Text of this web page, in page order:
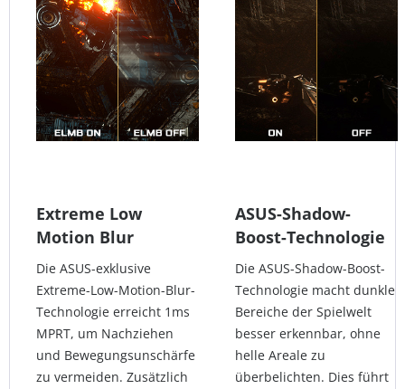
Extreme Low
Motion Blur
Die ASUS-exklusive
Extreme-Low-Motion-Blur-
Technologie erreicht 1ms
MPRT, um Nachziehen
und Bewegungsunschärfe
zu vermeiden. Zusätzlich
ASUS-Shadow-
Boost-Technologie
Die ASUS-Shadow-Boost-
Technologie macht dunkle
Bereiche der Spielwelt
besser erkennbar, ohne
helle Areale zu
überbelichten. Dies führt